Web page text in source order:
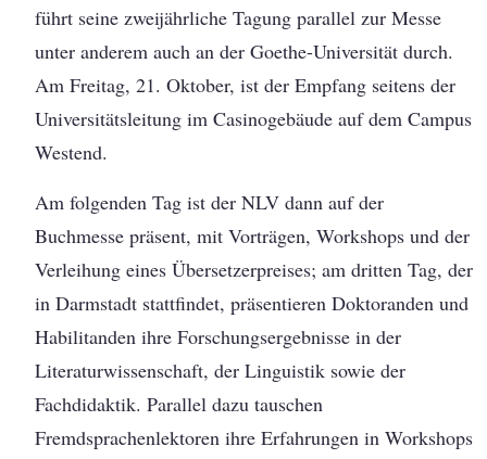
führt seine zweijährliche Tagung parallel zur Messe
unter anderem auch an der Goethe-Universität durch.
Am Freitag, 21. Oktober, ist der Empfang seitens der
Universitätsleitung im Casinogebäude auf dem Campus
Westend.
Am folgenden Tag ist der NLV dann auf der
Buchmesse präsent, mit Vorträgen, Workshops und der
Verleihung eines Übersetzerpreises; am dritten Tag, der
in Darmstadt stattfindet, präsentieren Doktoranden und
Habilitanden ihre Forschungsergebnisse in der
Literaturwissenschaft, der Linguistik sowie der
Fachdidaktik. Parallel dazu tauschen
Fremdsprachenlektoren ihre Erfahrungen in Workshops